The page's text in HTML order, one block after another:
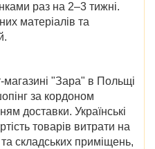
раз на 2–3 тижні.
матеріалів та
магазині "Зара" в Польщі
за кордоном
доставки. Українські
товарів витрати на
та складських приміщень,